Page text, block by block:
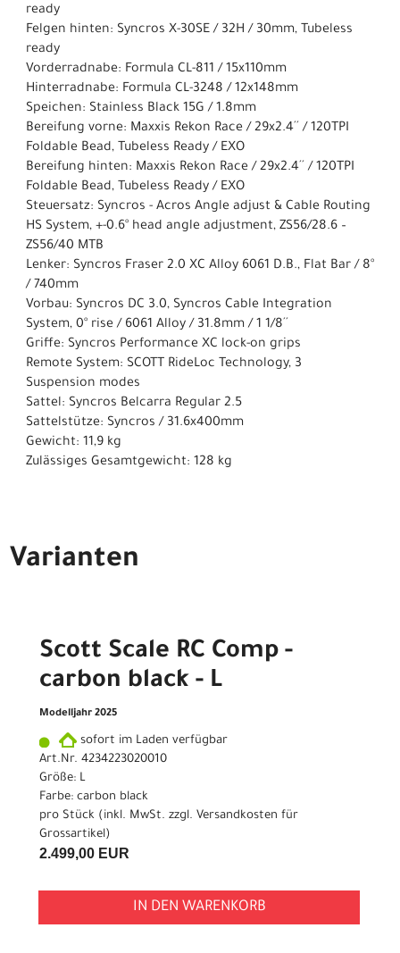
ready
Felgen hinten: Syncros X-30SE / 32H / 30mm, Tubeless
ready
Vorderradnabe: Formula CL-811 / 15x110mm
Hinterradnabe: Formula CL-3248 / 12x148mm
Speichen: Stainless Black 15G / 1.8mm
Bereifung vorne: Maxxis Rekon Race / 29x2.4´´ / 120TPI
Foldable Bead, Tubeless Ready / EXO
Bereifung hinten: Maxxis Rekon Race / 29x2.4´´ / 120TPI
Foldable Bead, Tubeless Ready / EXO
Steuersatz: Syncros - Acros Angle adjust & Cable Routing
HS System, +-0.6° head angle adjustment, ZS56/28.6 –
ZS56/40 MTB
Lenker: Syncros Fraser 2.0 XC Alloy 6061 D.B., Flat Bar / 8°
/ 740mm
Vorbau: Syncros DC 3.0, Syncros Cable Integration
System, 0° rise / 6061 Alloy / 31.8mm / 1 1/8´´
Griffe: Syncros Performance XC lock-on grips
Remote System: SCOTT RideLoc Technology, 3
Suspension modes
Sattel: Syncros Belcarra Regular 2.5
Sattelstütze: Syncros / 31.6x400mm
Gewicht: 11,9 kg
Zulässiges Gesamtgewicht: 128 kg
Varianten
Scott Scale RC Comp -
carbon black - L
Modelljahr 2025
sofort im Laden verfügbar
Art.Nr. 4234223020010
Größe: L
Farbe: carbon black
pro Stück (inkl. MwSt. zzgl. Versandkosten für
Grossartikel)
2.499,00 EUR
IN DEN WARENKORB